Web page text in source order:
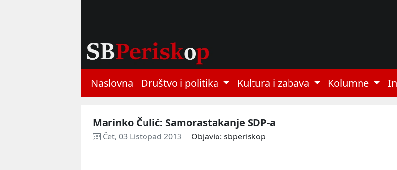
Naslovna Društvo i politika Kultura i zabava Kolumne
Marinko Čulić: Samorastakanje SDP-a
Čet, 03 Listopad 2013 Objavio: sbperiskop